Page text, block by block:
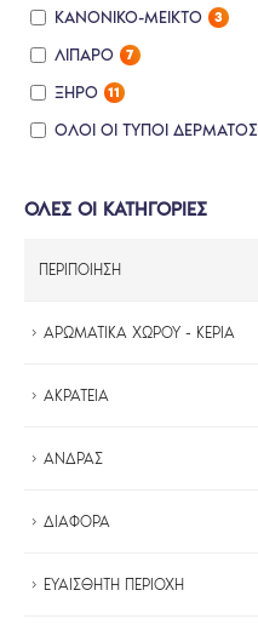
HERO
HIMALAYA
HYDROVIT
INTERMED
KOCOSTAR
LAVISH CARE
MEY
SALTIC
SOQU
ΚΑΝΟΝΙΚΌ-ΜΕΙΚΤΌ 3
ΛΙΠΑΡΌ 7
ΞΗΡΌ 11
ΌΛΟΙ ΟΙ ΤΎΠΟΙ ΔΈΡΜΑΤΟΣ
ΟΛΕΣ ΟΙ ΚΑΤΗΓΟΡΙΕΣ
ΠΕΡΙΠΟΙΗΣΗ
ΑΡΩΜΑΤΙΚΑ ΧΩΡΟΥ - ΚΕΡΙΑ
ΑΚΡΑΤΕΙΑ
ΑΝΔΡΑΣ
ΔΙΑΦΟΡΑ
ΕΥΑΙΣΘΗΤΗ ΠΕΡΙΟΧΗ